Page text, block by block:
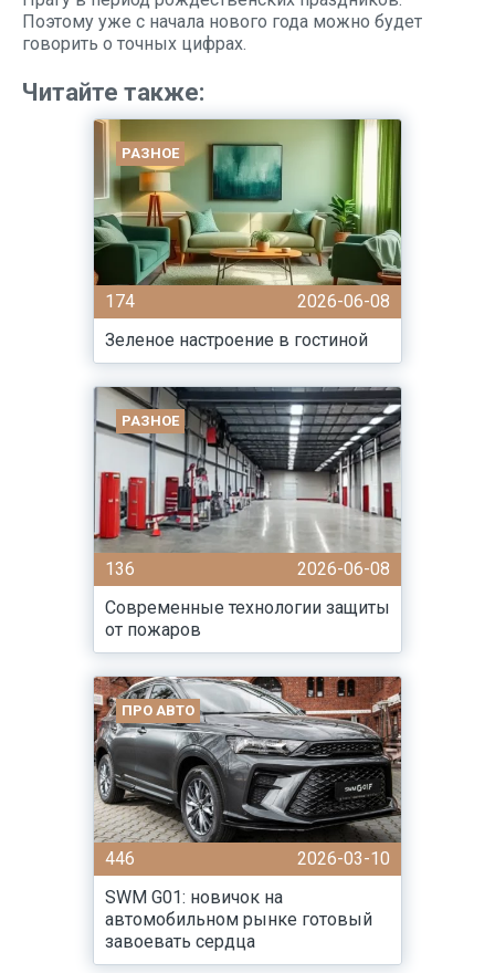
Поэтому уже с начала нового года можно будет
говорить о точных цифрах.
Читайте также:
РАЗНОЕ
174
2026-06-08
Зеленое настроение в гостиной
РАЗНОЕ
136
2026-06-08
Современные технологии защиты
от пожаров
ПРО АВТО
446
2026-03-10
SWM G01: новичок на
автомобильном рынке готовый
завоевать сердца